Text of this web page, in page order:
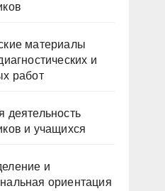
материалы
и
работ
деятельность
и учащихся
и
ориентация